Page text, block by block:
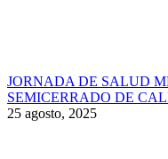
JORNADA DE SALUD
SEMICERRADO DE
25 agosto, 2025